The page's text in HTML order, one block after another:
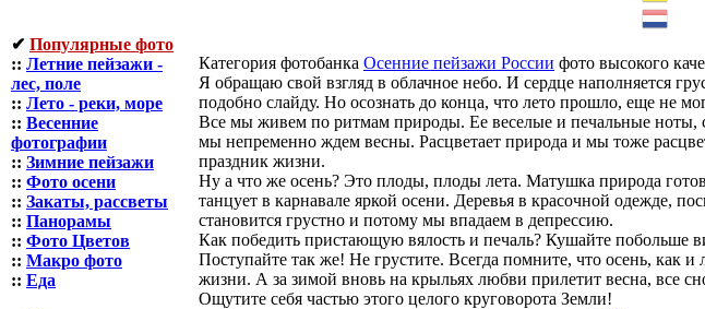
✔ Популярные фото
:: Летние пейзажи -
лес, поле
:: Лето - реки, море
:: Весенние
фотографии
:: Зимние пейзажи
:: Фото осени
:: Закаты, рассветы
:: Панорамы
:: Фото Цветов
:: Макро фото
:: Еда
Категория фотобанка Осенние пейзажи России фото высокого
Я обращаю свой взгляд в облачное небо. И сердце наполняется
подобно слайду. Но осознать до конца, что лето прошло, еще не
Все мы живем по ритмам природы. Ее веселые и печальные
мы непременно ждем весны. Расцветает природа и мы тоже
праздник жизни.
Ну а что же осень? Это плоды, плоды лета. Матушка природа
танцует в карнавале яркой осени. Деревья в красочной одежде,
становится грустно и потому мы впадаем в депрессию.
Как победить пристающую вялость и печаль? Кушайте побольше
Поступайте так же! Не грустите. Всегда помните, что осень, как
жизни. А за зимой вновь на крыльях любви прилетит весна, все
Ощутите себя частью этого целого круговорота Земли!